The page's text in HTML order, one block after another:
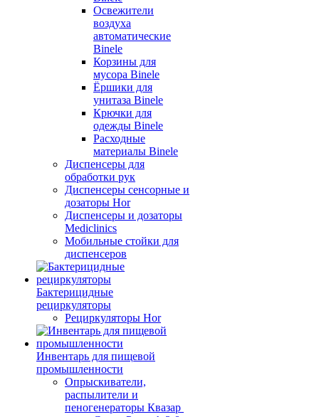
Освежители
воздуха
автоматические
Binele
Корзины для
мусора Binele
Ёршики для
унитаза Binele
Крючки для
одежды Binele
Расходные
материалы Binele
Диспенсеры для
обработки рук
Диспенсеры сенсорные и
дозаторы Hor
Диспенсеры и дозаторы
Mediclinics
Мобильные стойки для
диспенсеров
Бактерицидные
рециркуляторы
Рециркуляторы Hor
Инвентарь для пищевой
промышленности
Опрыскиватели,
распылители и
пеногенераторы Квазар